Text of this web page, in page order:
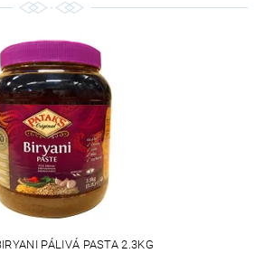
PÁLIVÁ PASTA 2.3KG